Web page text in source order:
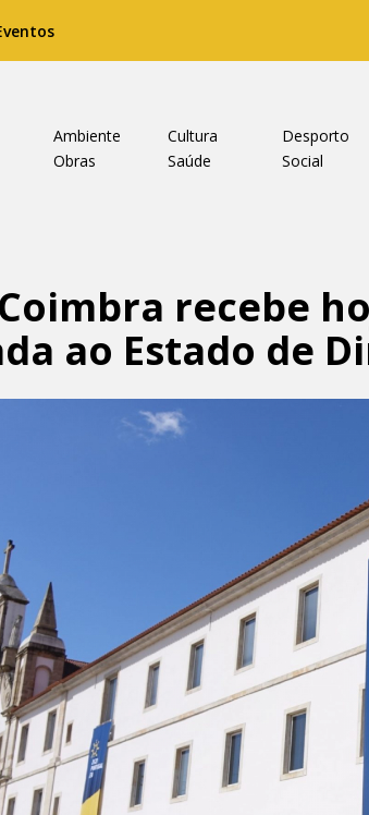
Ambiente Cultura Desporto
Obras
Saúde Social
Coimbra recebe
ao Estado de